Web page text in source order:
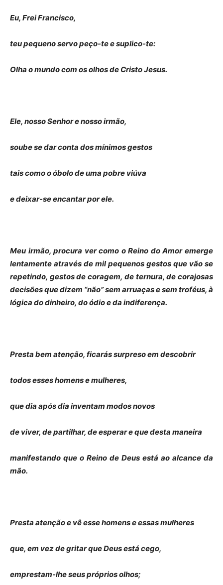
Eu, Frei Francisco,
teu pequeno servo peço-te e suplico-te:
Olha o mundo com os olhos de Cristo Jesus.
Ele, nosso Senhor e nosso irmão,
soube se dar conta dos mínimos gestos
tais como o óbolo de uma pobre viúva
e deixar-se encantar por ele.
Meu irmão, procura ver como o Reino do Amor emerge
lentamente através de mil pequenos gestos que vão se
repetindo, gestos de coragem, de ternura, de corajosas
decisões que dizem “não” sem arruaças e sem troféus, à
lógica do dinheiro, do ódio e da indiferença.
Presta bem atenção, ficarás surpreso em descobrir
todos esses homens e mulheres,
que dia após dia inventam modos novos
de viver, de partilhar, de esperar e que desta maneira
manifestando que o Reino de Deus está ao alcance da
mão.
Presta atenção e vê esse homens e essas mulheres
que, em vez de gritar que Deus está cego,
emprestam-lhe seus próprios olhos;